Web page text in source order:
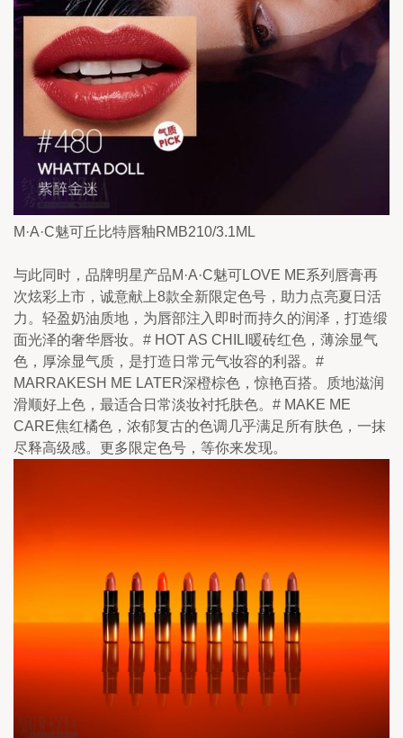
M·A·C魅可丘比特唇釉RMB210/3.1ML
与此同时，品牌明星产品M·A·C魅可LOVE ME系列唇膏再
次炫彩上市，诚意献上8款全新限定色号，助力点亮夏日活
力。轻盈奶油质地，为唇部注入即时而持久的润泽，打造缎
面光泽的奢华唇妆。# HOT AS CHILI暖砖红色，薄涂显气
色，厚涂显气质，是打造日常元气妆容的利器。#
MARRAKESH ME LATER深橙棕色，惊艳百搭。质地滋润
滑顺好上色，最适合日常淡妆衬托肤色。# MAKE ME
CARE焦红橘色，浓郁复古的色调几乎满足所有肤色，一抹
尽释高级感。更多限定色号，等你来发现。